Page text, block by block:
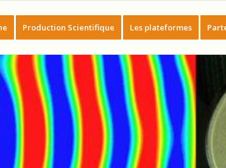
Production Scientifique Les plateformes